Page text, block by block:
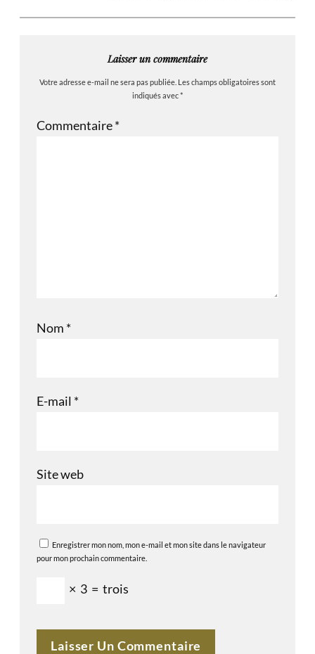
Laisser un commentaire
Votre adresse e-mail ne sera pas publiée. Les champs obligatoires sont
indiqués avec*
Commentaire*
Nom *
E-mail *
Site web
Enregistrer mon nom, mon e-mail et mon site dans le navigateur
pour mon prochain commentaire.
× 3 = trois